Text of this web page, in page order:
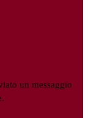
un messaggio